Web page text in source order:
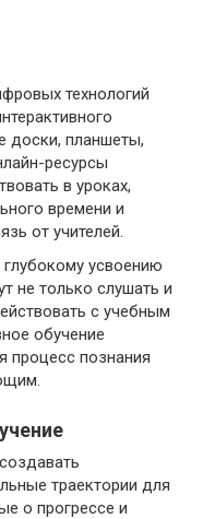
технологий
доски, планшеты,
ресурсы
в уроках,
времени и
от учителей.
усвоению
не только слушать и
с учебным
обучение
процесс познания
траектории для
о прогрессе и